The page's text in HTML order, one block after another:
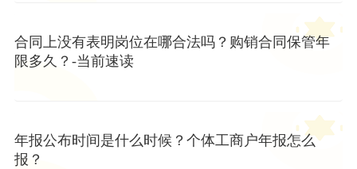
合同上没有表明岗位在哪合法吗？购销合同保管年
限多久？-当前速读
年报公布时间是什么时候？个体工商户年报怎么
报？